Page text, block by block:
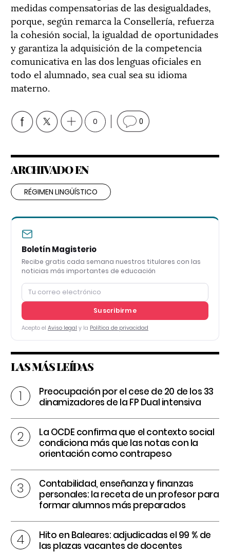
medidas compensatorias de las desigualdades,
porque, según remarca la Consellería, refuerza
la cohesión social, la igualdad de oportunidades
y garantiza la adquisición de la competencia
comunicativa en las dos lenguas oficiales en
todo el alumnado, sea cual sea su idioma
materno.
0 0
ARCHIVADO EN
RÉGIMEN LINGÜÍSTICO
Boletín Magisterio
Recibe gratis cada semana nuestros titulares con las
noticias más importantes de educación
Suscribirme
Acepto el Aviso legal y la Política de privacidad
LAS MÁS LEÍDAS
Preocupación por el cese de 20 de los 33
dinamizadores de la FP Dual intensiva
La OCDE confirma que el contexto social
condiciona más que las notas con la
orientación como contrapeso
Contabilidad, enseñanza y finanzas
personales: la receta de un profesor para
formar alumnos más preparados
Hito en Baleares: adjudicadas el 99 % de
las plazas vacantes de docentes